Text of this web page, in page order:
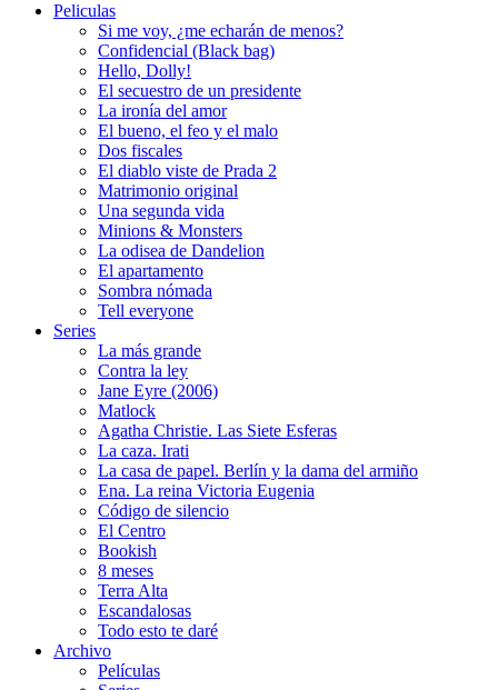
Peliculas
Si me voy, ¿me echarán de menos?
Confidencial (Black bag)
Hello, Dolly!
El secuestro de un presidente
La ironía del amor
El bueno, el feo y el malo
Dos fiscales
El diablo viste de Prada 2
Matrimonio original
Una segunda vida
Minions & Monsters
La odisea de Dandelion
El apartamento
Sombra nómada
Tell everyone
Series
La más grande
Contra la ley
Jane Eyre (2006)
Matlock
Agatha Christie. Las Siete Esferas
La caza. Irati
La casa de papel. Berlín y la dama del armiño
Ena. La reina Victoria Eugenia
Código de silencio
El Centro
Bookish
8 meses
Terra Alta
Escandalosas
Todo esto te daré
Archivo
Películas